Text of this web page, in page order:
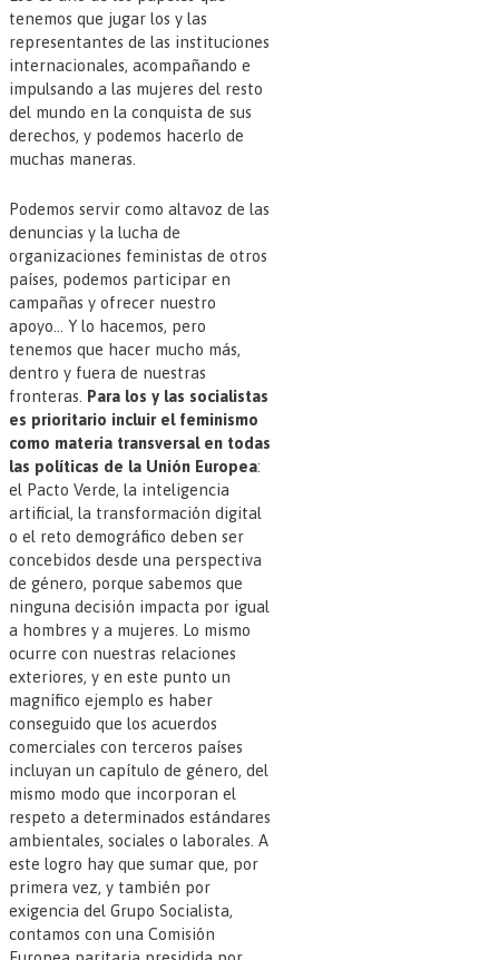
tenemos que jugar los y las
representantes de las instituciones
internacionales, acompañando e
impulsando a las mujeres del resto
del mundo en la conquista de sus
derechos, y podemos hacerlo de
muchas maneras.
Podemos servir como altavoz de las
denuncias y la lucha de
organizaciones feministas de otros
países, podemos participar en
campañas y ofrecer nuestro
apoyo… Y lo hacemos, pero
tenemos que hacer mucho más,
dentro y fuera de nuestras
fronteras. Para los y las socialistas
es prioritario incluir el feminismo
como materia transversal en todas
las políticas de la Unión Europea:
el Pacto Verde, la inteligencia
artificial, la transformación digital
o el reto demográfico deben ser
concebidos desde una perspectiva
de género, porque sabemos que
ninguna decisión impacta por igual
a hombres y a mujeres. Lo mismo
ocurre con nuestras relaciones
exteriores, y en este punto un
magnífico ejemplo es haber
conseguido que los acuerdos
comerciales con terceros países
incluyan un capítulo de género, del
mismo modo que incorporan el
respeto a determinados estándares
ambientales, sociales o laborales. A
este logro hay que sumar que, por
primera vez, y también por
exigencia del Grupo Socialista,
contamos con una Comisión